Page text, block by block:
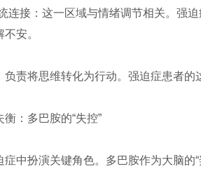
连接：这一区域与情绪调节相关。强
安。
负责将思维转化为行动。强迫症患者的
：多巴胺的“失控”
中扮演关键角色。多巴胺作为大脑的